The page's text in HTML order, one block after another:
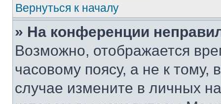
Вернуться к началу
» На конференции
Возможно, отображается
часовому поясу, а не к тому,
случае измените в личных